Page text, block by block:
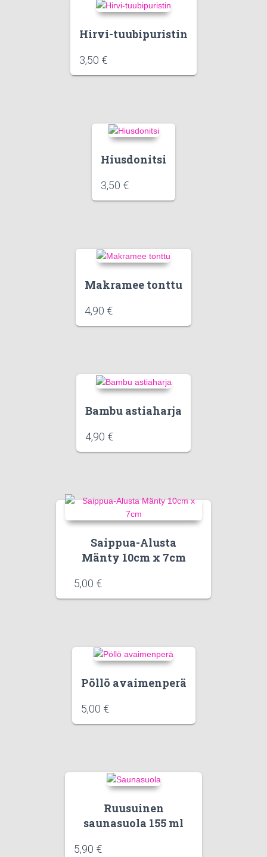
Hirvi-tuubipuristin
3,50 €
Hiusdonitsi
3,50 €
Makramee tonttu
4,90 €
Bambu astiaharja
4,90 €
Saippua-Alusta
Mänty 10cm x 7cm
5,00 €
Pöllö avaimenperä
5,00 €
Ruusuinen
saunasuola 155 ml
5,90 €